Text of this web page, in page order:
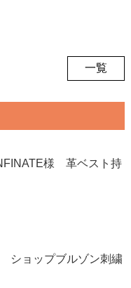
一覧
様 革ベスト持
ショップブルゾン刺繍